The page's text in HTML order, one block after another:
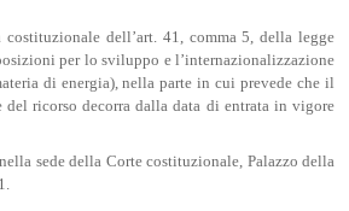
dell’art. 41, comma 5, della legge
per lo sviluppo e l’internazionalizzazione
di energia), nella parte in cui prevede che il
del ricorso decorra dalla data di entrata in vigore
sede della Corte costituzionale, Palazzo della